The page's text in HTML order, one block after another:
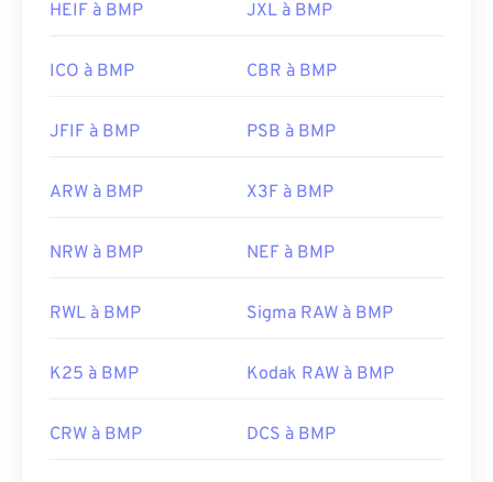
https://en.wikipedia.org/wiki/BMP_file_format
https://docs.microsoft.com/en-
HEIF à BMP JXL à BMP
ICO à BMP CBR à BMP
JFIF à BMP PSB à BMP
ARW à BMP X3F à BMP
NRW à BMP NEF à BMP
RWL à BMP Sigma RAW à BMP
K25 à BMP Kodak RAW à BMP
CRW à BMP DCS à BMP